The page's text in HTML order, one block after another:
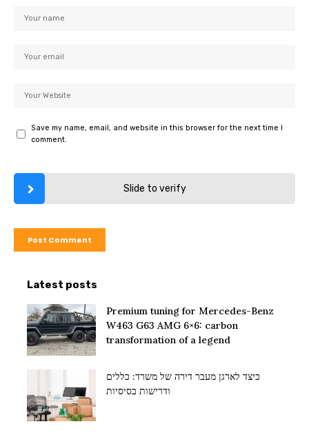
Save my name, email, and website in this browser for the next time I
comment.
Slide to verify
Latest posts
Premium tuning for Mercedes-Benz
W463 G63 AMG 6×6: carbon
transformation of a legend
כיצד לארגן מעבר דירה של משרד: כללים
ודרישות בסיסיות